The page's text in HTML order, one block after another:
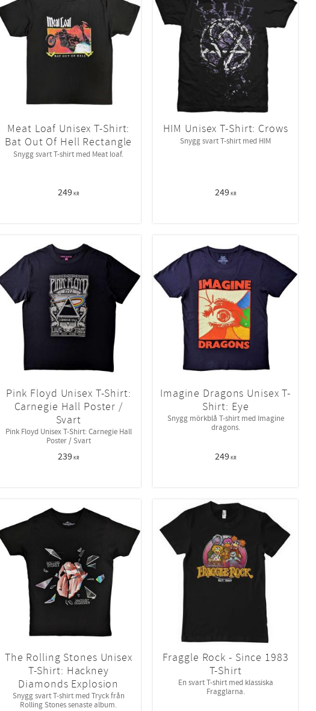
Meat Loaf Unisex T-Shirt:
Bat Out Of Hell Rectangle
Snygg svart T-shirt med Meat loaf.
249KR
HIM Unisex T-Shirt: Crows
Snygg svart T-shirt med HIM
249KR
Pink Floyd Unisex T-Shirt:
Carnegie Hall Poster /
Svart
Pink Floyd Unisex T-Shirt: Carnegie Hall
Poster / Svart
239KR
Imagine Dragons Unisex T-
Shirt: Eye
Snygg mörkblå T-shirt med Imagine
dragons.
249KR
The Rolling Stones Unisex
T-Shirt: Hackney
Diamonds Explosion
Snygg svart T-shirt med Tryck från
Rolling Stones senaste album.
Fraggle Rock - Since 1983
T-Shirt
En svart T-shirt med klassiska
Fragglarna.